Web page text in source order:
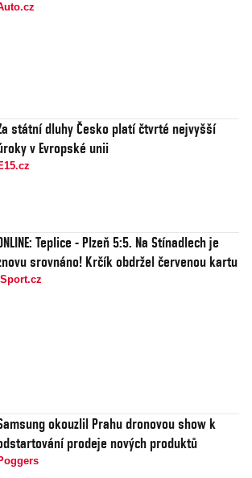
státní dluhy Česko platí čtvrté nejvyšší
v Evropské unii
Teplice - Plzeň 5:5. Na Stínadlech je
srovnáno! Krčík obdržel červenou kartu
okouzlil Prahu dronovou show k
prodeje nových produktů